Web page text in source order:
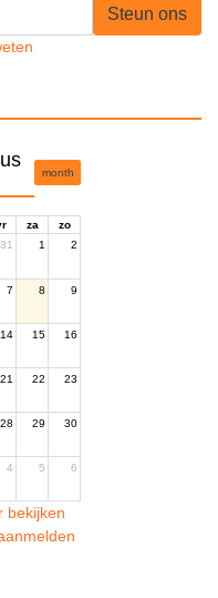
Steun ons
month
za
zo
31 1 2
7 8 9
14 15 16
21 22 23
28 29 30
4 5 6
bekijken